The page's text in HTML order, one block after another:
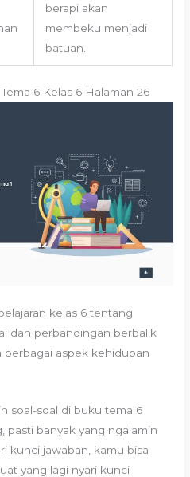
berapi akan
membeku menjadi
batuan.
6 Kelas 6 Halaman 26
kelas 6 tentang
dan perbandingan berbalik
berbagai aspek kehidupan
soal-soal di buku tema 6
pasti banyak yang ngalamin
kunci jawaban, kamu bisa
yang lagi nyari kunci